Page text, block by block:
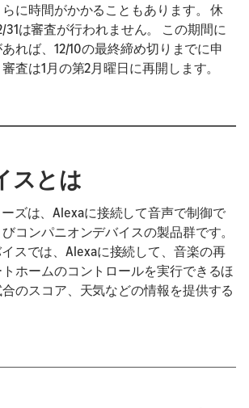
に時間がかかることもあります。 休
31は審査が行われません。 この期間に
れば、12/10の最終締め切りまでに申
査は1月の第2月曜日に再開します。
スとは
ズは、Alexaに接続して音声で制御で
コンパニオンデバイスの製品群です。
スでは、Alexaに接続して、音楽の再
ホームのコントロールを実行できるほ
のスコア、天気などの情報を提供する